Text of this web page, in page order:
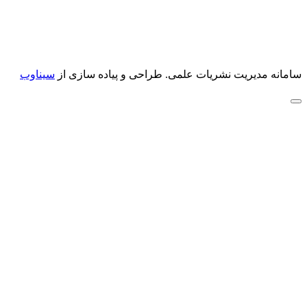
سامانه مدیریت نشریات علمی. طراحی و پیاده سازی از سیناوب